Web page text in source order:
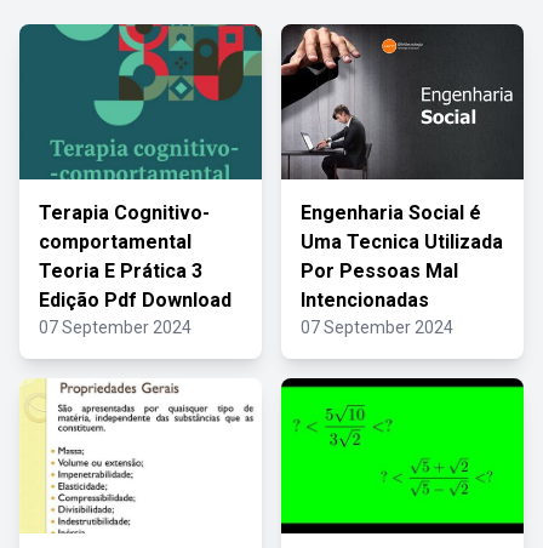
Terapia Cognitivo-
comportamental
Teoria E Prática 3
Edição Pdf Download
07 September 2024
Engenharia Social é
Uma Tecnica Utilizada
Por Pessoas Mal
Intencionadas
07 September 2024